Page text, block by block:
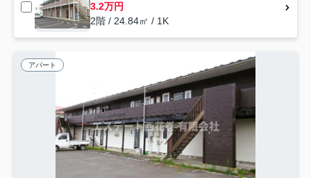
3.2万円
2階 / 24.84㎡ / 1K
アパート